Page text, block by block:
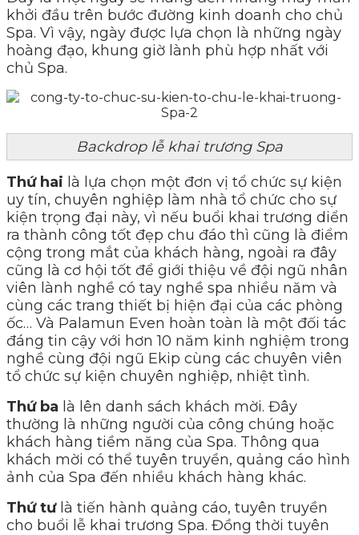
khởi đầu trên bước đường kinh doanh cho chủ
Spa. Vì vậy, ngày được lựa chọn là những ngày
hoàng đạo, khung giờ lành phù hợp nhất với
chủ Spa.
Backdrop lễ khai trương Spa
Thứ hai là lựa chọn một đơn vị tổ chức sự kiện
uy tín, chuyên nghiệp làm nhà tổ chức cho sự
kiện trọng đại này, vì nếu buổi khai trương diển
ra thành công tốt đẹp chu đáo thì cũng là điểm
cộng trong mắt của khách hàng, ngoài ra đây
cũng là cơ hội tốt để giới thiệu về đội ngũ nhân
viên lành nghề có tay nghề spa nhiều năm và
cùng các trang thiết bị hiện đại của các phòng
ốc… Và Palamun Even hoàn toàn là một đối tác
đáng tin cậy với hơn 10 năm kinh nghiệm trong
nghề cùng đội ngũ Ekip cùng các chuyên viên
tổ chức sự kiện chuyên nghiệp, nhiệt tình.
Thứ ba là lên danh sách khách mời. Đây
thường là những người của công chúng hoặc
khách hàng tiềm năng của Spa. Thông qua
khách mời có thể tuyên truyền, quảng cáo hình
ảnh của Spa đến nhiều khách hàng khác.
Thứ tưlà tiến hành quảng cáo, tuyên truyền
cho buổi lễ khai trương Spa. Đồng thời tuyên